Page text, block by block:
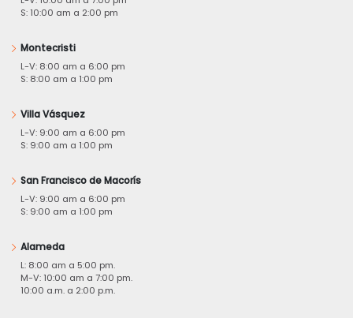
S: 10:00 am a 2:00 pm
Montecristi
L-V: 8:00 am a 6:00 pm
S: 8:00 am a 1:00 pm
Villa Vásquez
L-V: 9:00 am a 6:00 pm
S: 9:00 am a 1:00 pm
San Francisco de Macorís
L-V: 9:00 am a 6:00 pm
S: 9:00 am a 1:00 pm
Alameda
L: 8:00 am a 5:00 pm.
M-V: 10:00 am a 7:00 pm.
10:00 a.m. a 2:00 p.m.